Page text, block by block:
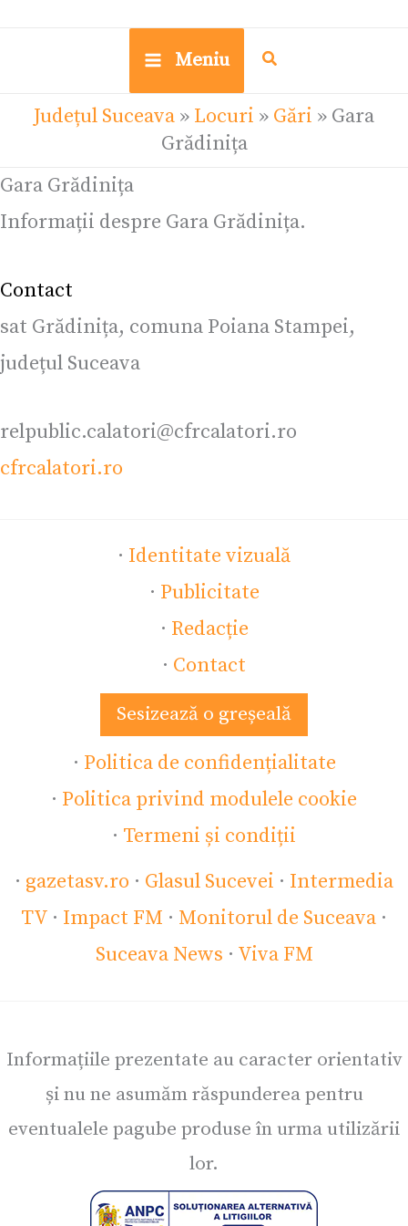
Meniu
Județul Suceava » Locuri » Gări » Gara
Grădinița
Gara Grădinița
Informații despre Gara Grădinița.
Contact
sat Grădinița, comuna Poiana Stampei,
județul Suceava
relpublic.calatori@cfrcalatori.ro
cfrcalatori.ro
· Identitate vizuală
· Publicitate
· Redacție
· Contact
Sesizează o greșeală
· Politica de confidențialitate
· Politica privind modulele cookie
· Termeni și condiții
· gazetasv.ro · Glasul Sucevei · Intermedia
TV · Impact FM · Monitorul de Suceava ·
Suceava News · Viva FM
Informațiile prezentate au caracter orientativ
și nu ne asumăm răspunderea pentru
eventualele pagube produse în urma utilizării
lor.